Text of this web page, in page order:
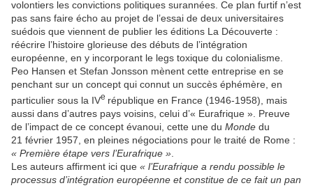
volontiers les convictions politiques surannées. Ce plan furtif n’est
pas sans faire écho au projet de l’essai de deux universitaires
suédois que viennent de publier les éditions La Découverte :
réécrire l’histoire glorieuse des débuts de l’intégration
européenne, en y incorporant le legs toxique du colonialisme.
Peo Hansen et Stefan Jonsson mènent cette entreprise en se
penchant sur un concept qui connut un succès éphémère, en
particulier sous la IVe république en France (1946-1958), mais
aussi dans d’autres pays voisins, celui d’« Eurafrique ». Preuve
de l’impact de ce concept évanoui, cette une du Monde du
21 février 1957, en pleines négociations pour le traité de Rome :
« Première étape vers l’Eurafrique »
Les auteurs affirment ici que « l’Eurafrique a rendu possible le
processus d’intégration européenne et constitue de ce fait un pan